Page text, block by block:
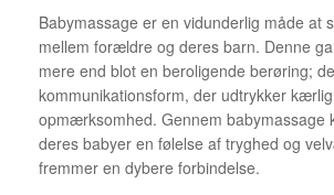
Babymassage er en vidunderlig måde at
mellem forældre og deres barn. Denne
mere end blot en beroligende berøring;
kommunikationsform, der udtrykker
opmærksomhed. Gennem babymassage
deres babyer en følelse af tryghed og
fremmer en dybere forbindelse.